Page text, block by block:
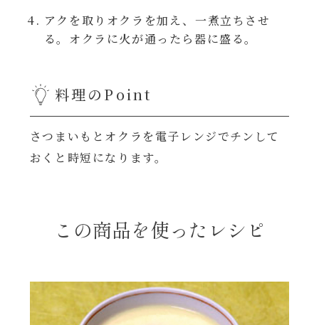
ひなまつり
こどもの日
年末年始
ハコネーゼ イカスミ
ハコネーゼ クリーミーボロネーゼ
アクを取りオクラを加え、一煮立ちさせ
る。オクラに火が通ったら器に盛る。
料理のPoint
さつまいもとオクラを電子レンジでチンして
おくと時短になります。
この商品を使ったレシピ